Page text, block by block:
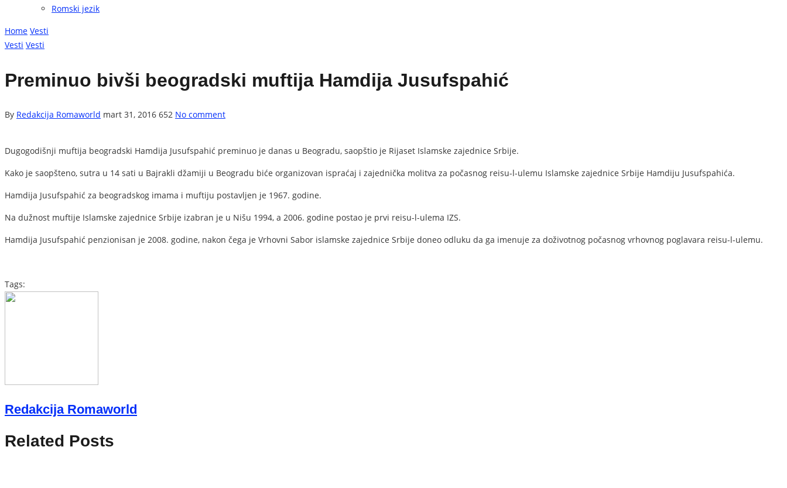
Romski jezik
Home Vesti
Vesti Vesti
Preminuo bivši beogradski muftija Hamdija Jusufspahić
By Redakcija Romaworld mart 31, 2016 652 No comment
Dugogodišnji muftija beogradski Hamdija Jusufspahić preminuo je danas u Beogradu, saopštio je Rijaset Islamske zajednice Srbije.
Kako je saopšteno, sutra u 14 sati u Bajrakli džamiji u Beogradu biće organizovan ispraćaj i zajednička molitva za počasnog reisu-l-ulemu Islamske zajednice Srbije Hamdiju Jusufspahića.
Hamdija Jusufspahić za beogradskog imama i muftiju postavljen je 1967. godine.
Na dužnost muftije Islamske zajednice Srbije izabran je u Nišu 1994, a 2006. godine postao je prvi reisu-l-ulema IZS.
Hamdija Jusufspahić penzionisan je 2008. godine, nakon čega je Vrhovni Sabor islamske zajednice Srbije doneo odluku da ga imenuje za doživotnog počasnog vrhovnog poglavara reisu-l-ulemu.
Tags:
Redakcija Romaworld
Related Posts